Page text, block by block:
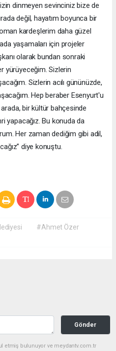
dinmeyen sevinciniz bize de
değil, hayatım boyunca bir
kardeşlerim daha güzel
yaşamaları için projeler
olarak bundan sonraki
yürüyeceğim. Sizlerin
Sizlerin acılı gününüzde,
Hep beraber Esenyurt'u
arada, bir kültür bahçesinde
yapacağız. Bu konuda da
Her zaman dediğim gibi adil,
diye konuştu.
#Ahmet Özer
Gönder
etmiş bulunuyor ve meydantv.com.tr